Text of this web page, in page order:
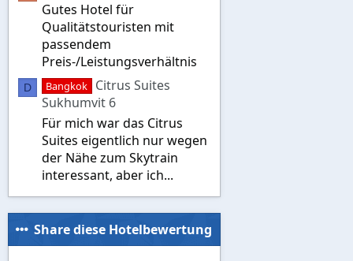
Gutes Hotel für
Qualitätstouristen mit
passendem
Preis-/Leistungsverhältnis
D Bangkok
Citrus Suites
Sukhumvit 6
Für mich war das Citrus
Suites eigentlich nur wegen
der Nähe zum Skytrain
interessant, aber ich...
Share diese Hotelbewertung